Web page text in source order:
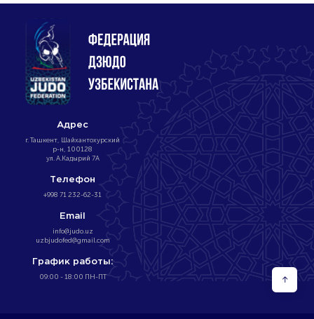
Адрес
г. Ташкент, Шайхантохурский
р-н, 100128
ул. А.Кадырий 7А
Телефон
+998 71 232-62-31
Email
info@judo.uz
uzbjudofed@gmail.com
График работы:
09:00 - 18:00 ПН-ПТ ↑